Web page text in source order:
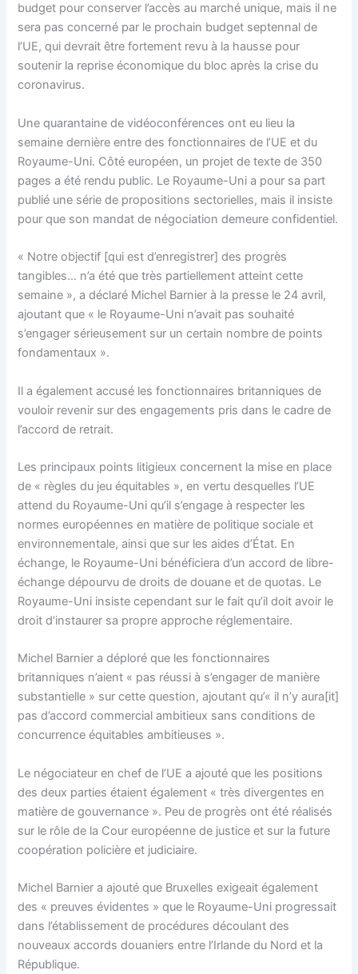
budget pour conserver l’accès au marché unique, mais il ne
sera pas concerné par le prochain budget septennal de
l’UE, qui devrait être fortement revu à la hausse pour
soutenir la reprise économique du bloc après la crise du
coronavirus.
Une quarantaine de vidéoconférences ont eu lieu la
semaine dernière entre des fonctionnaires de l’UE et du
Royaume-Uni. Côté européen, un projet de texte de 350
pages a été rendu public. Le Royaume-Uni a pour sa part
publié une série de propositions sectorielles, mais il insiste
pour que son mandat de négociation demeure confidentiel.
« Notre objectif [qui est d’enregistrer] des progrès
tangibles… n’a été que très partiellement atteint cette
semaine », a déclaré Michel Barnier à la presse le 24 avril,
ajoutant que « le Royaume-Uni n’avait pas souhaité
s’engager sérieusement sur un certain nombre de points
fondamentaux ».
Il a également accusé les fonctionnaires britanniques de
vouloir revenir sur des engagements pris dans le cadre de
l’accord de retrait.
Les principaux points litigieux concernent la mise en place
de « règles du jeu équitables », en vertu desquelles l’UE
attend du Royaume-Uni qu’il s’engage à respecter les
normes européennes en matière de politique sociale et
environnementale, ainsi que sur les aides d’État. En
échange, le Royaume-Uni bénéficiera d’un accord de libre-
échange dépourvu de droits de douane et de quotas. Le
Royaume-Uni insiste cependant sur le fait qu’il doit avoir le
droit d’instaurer sa propre approche réglementaire.
Michel Barnier a déploré que les fonctionnaires
britanniques n’aient « pas réussi à s’engager de manière
substantielle » sur cette question, ajoutant qu’« il n’y aura[it]
pas d’accord commercial ambitieux sans conditions de
concurrence équitables ambitieuses ».
Le négociateur en chef de l’UE a ajouté que les positions
des deux parties étaient également « très divergentes en
matière de gouvernance ». Peu de progrès ont été réalisés
sur le rôle de la Cour européenne de justice et sur la future
coopération policière et judiciaire.
Michel Barnier a ajouté que Bruxelles exigeait également
des « preuves évidentes » que le Royaume-Uni progressait
dans l’établissement de procédures découlant des
nouveaux accords douaniers entre l’Irlande du Nord et la
République.